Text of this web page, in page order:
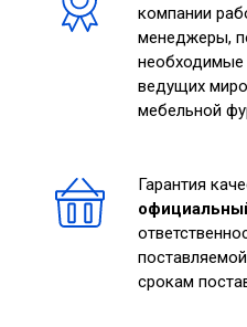
компании
менеджеры,
необходимые
ведущих
мебельной
Гарантия
срокам